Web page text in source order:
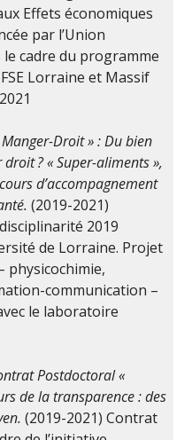
Effets économiques
par l’Union
cadre du programme
Lorraine et Massif
Droit » : Du bien
? « Super-aliments »,
d’accompagnement
(2019-2021)
2019
de Lorraine. Projet
physicochimie,
communication –
le laboratoire
Postdoctoral «
de la transparence : des
(2019-2021) Contrat